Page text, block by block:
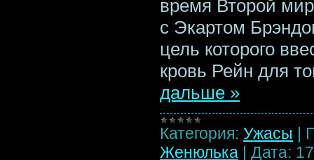
время Второй
с Экартом
цель которого
кровь Рейн для
дальше »
Категория: Ужасы |
Женюлька | Дата: